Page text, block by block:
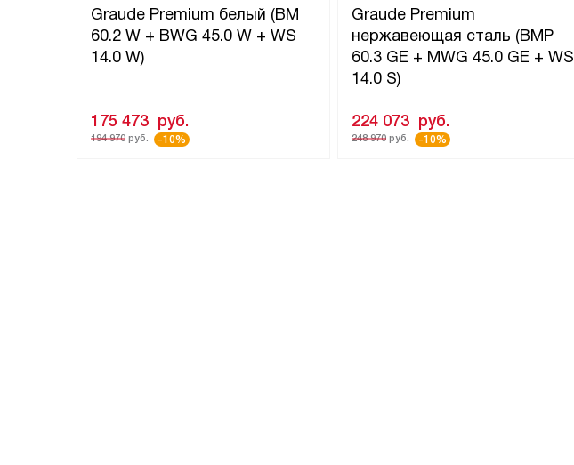
Graude Premium белый (BM
60.2 W + BWG 45.0 W + WS
14.0 W)
175 473 руб.
194 970 руб. -10%
Graude Premium
нержавеющая сталь (BMP
60.3 GE + MWG 45.0 GE + WS
14.0 S)
224 073 руб.
248 970 руб. -10%